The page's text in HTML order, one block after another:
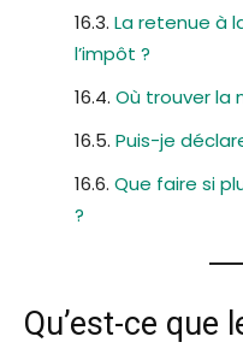
La retenue à
l’impôt ?
Où trouver la
Puis-je
Que faire si
?
Qu’est-ce que